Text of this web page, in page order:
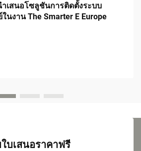
ำเสนอโซลูชันการติดตั้งระบบ
นงาน The Smarter E Europe
บเสนอราคาฟรี